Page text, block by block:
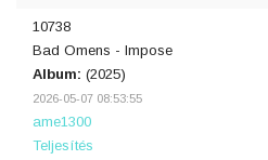
10738
Bad Omens - Impose
Album: (2025)
2026-05-07 08:53:55
ame1300
Teljesítés